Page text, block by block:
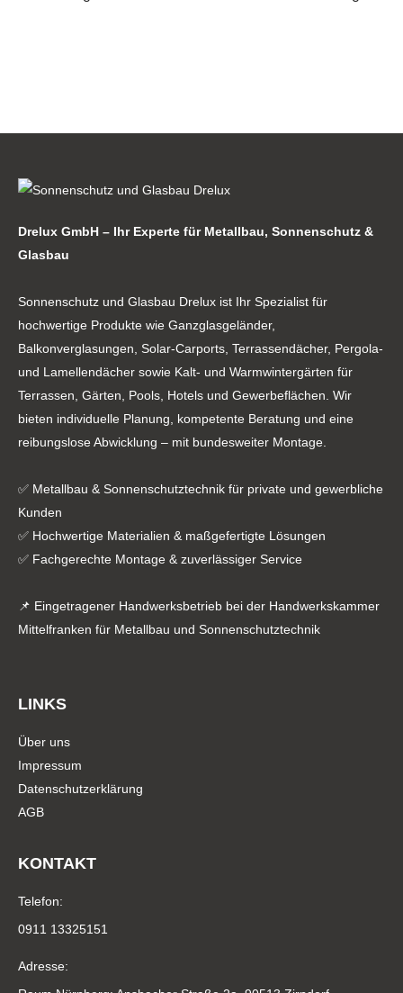
Drelux GmbH – Ihr Experte für Metallbau, Sonnenschutz &
Glasbau
Sonnenschutz und Glasbau Drelux ist Ihr Spezialist für
hochwertige Produkte wie Ganzglasgeländer,
Balkonverglasungen, Solar-Carports, Terrassendächer, Pergola-
und Lamellendächer sowie Kalt- und Warmwintergärten für
Terrassen, Gärten, Pools, Hotels und Gewerbeflächen. Wir
bieten individuelle Planung, kompetente Beratung und eine
reibungslose Abwicklung – mit bundesweiter Montage.
✅ Metallbau & Sonnenschutztechnik für private und gewerbliche
Kunden
✅ Hochwertige Materialien & maßgefertigte Lösungen
✅ Fachgerechte Montage & zuverlässiger Service
📌 Eingetragener Handwerksbetrieb bei der Handwerkskammer
Mittelfranken für Metallbau und Sonnenschutztechnik
LINKS
Über uns
Impressum
Datenschutzerklärung
AGB
KONTAKT
Telefon:
0911 13325151
Adresse: